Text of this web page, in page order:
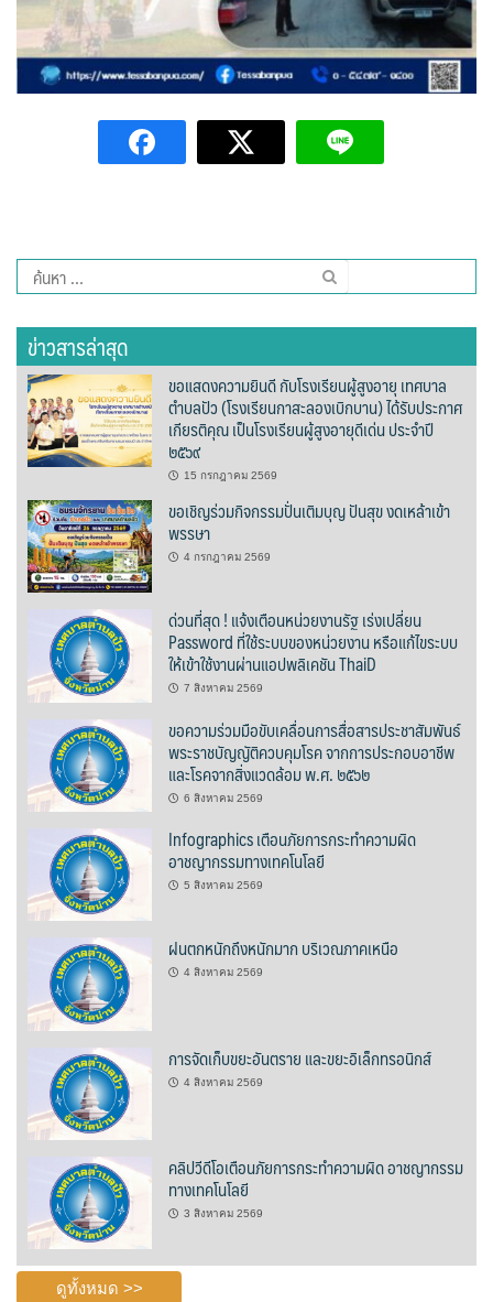
HOMU Villa
Montha Residence
Shanti – Retreat
ชมพูภูคารีสอร์ท
ต้นแหลงโฮมสเตย์
ตูบฮิมโต้งโฮมสเตย์
นครน่านอพาร์ทเม้น
นาต้นบัวโฮมสเตย์
น่านปัว รีสอร์ท
นาเหล่า เก๊าสลี โฮมสเตย์
นาไผ่ปัววิว
บวกบัววิวรีสอร์ท
บ้านกังหัน @ ปัวคอทเทจ
บ้านต้นคูณ
บ้านนาโฮมสเตย์
บ้านปัว ปลายนา
บ้านพักชมดอย
บ้านยลญภา
บ้านริมทุ่งรีสอร์ท
บ้านสวนศรีสุขโฮมสเตย์
บ้านฮิมนาปัว
บ้านไม้ปลายนา
ค้นหา
สำหรับ:
ข่าวสารล่าสุด
ขอแสดงความยินดี กับโรงเรียนผู้สูงอายุ เทศบาล
ตำบลปัว (โรงเรียนกาสะลองเบิกบาน) ได้รับประกาศ
เกียรติคุณ เป็นโรงเรียนผู้สูงอายุดีเด่น ประจำปี
๒๕๖๙
15 กรกฎาคม 2569
ขอเชิญร่วมกิจกรรมปั่นเติมบุญ ปันสุข งดเหล้าเข้า
พรรษา
4 กรกฎาคม 2569
ด่วนที่สุด ! แจ้งเตือนหน่วยงานรัฐ เร่งเปลี่ยน
Password ที่ใช้ระบบของหน่วยงาน หรือแก้ไขระบบ
ให้เข้าใช้งานผ่านแอปพลิเคชัน ThaiD
7 สิงหาคม 2569
ขอความร่วมมือขับเคลื่อนการสื่อสารประชาสัมพันธ์
พระราชบัญญัติควบคุมโรค จากการประกอบอาชีพ
และโรคจากสิ่งแวดล้อม พ.ศ. ๒๕๖๒
6 สิงหาคม 2569
Infographics เตือนภัยการกระทำความผิด
อาชญากรรมทางเทคโนโลยี
5 สิงหาคม 2569
ฝนตกหนักถึงหนักมาก บริเวณภาคเหนือ
4 สิงหาคม 2569
การจัดเก็บขยะอันตราย และขยะอิเล็กทรอนิกส์
4 สิงหาคม 2569
คลิปวีดีโอเตือนภัยการกระทำความผิด อาชญากรรม
ทางเทคโนโลยี
3 สิงหาคม 2569
ดูทั้งหมด >>